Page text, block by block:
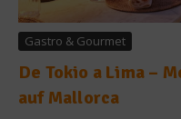
Gastro & Gourmet
De Tokio a Lima –
auf Mallorca